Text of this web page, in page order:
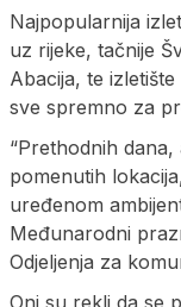
Najpopularnija
uz rijeke, tačnije
Abacija, te
sve spremno za
“Prethodnih
pomenutih
uređenom
Međunarodni
Odjeljenja za
Oni su rekli da se